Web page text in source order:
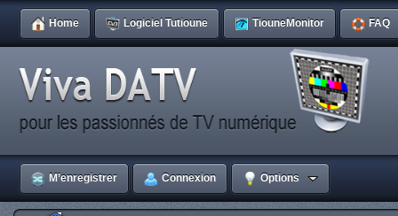
Home Logiciel Tutioune TiouneMonitor FAQ
M’enregistrer Connexion Options